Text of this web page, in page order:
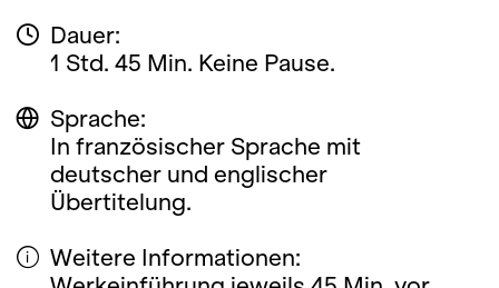
Dauer:
1 Std. 45 Min. Keine Pause.
Sprache:
In französischer Sprache mit
deutscher und englischer
Übertitelung.
Weitere Informationen: